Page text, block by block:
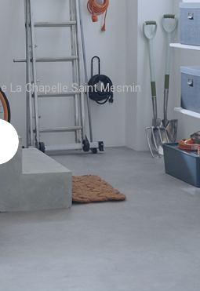
La Chapelle Saint Mesmin